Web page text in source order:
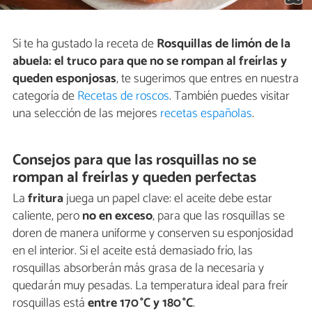
Si te ha gustado la receta deRosquillas de limón de la
abuela: el truco para que no se rompan al freírlas y
queden esponjosas, te sugerimos que entres en nuestra
categoría deRecetas de roscos. También puedes visitar
una selección de las mejores recetas españolas.
Consejos para que las rosquillas no se
rompan al freírlas y queden perfectas
Lafriturajuega un papel clave: el aceite debe estar
caliente, perono en exceso, para que las rosquillas se
doren de manera uniforme y conserven su esponjosidad
en el interior. Si el aceite está demasiado frío, las
rosquillas absorberán más grasa de la necesaria y
quedarán muy pesadas. La temperatura ideal para freír
rosquillas estáentre 170 °C y 180 °C.